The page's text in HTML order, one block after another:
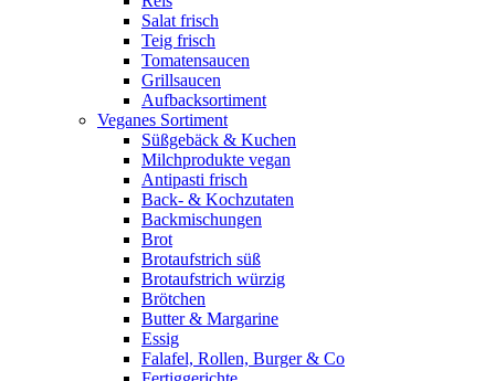
Salat frisch
Teig frisch
Tomatensaucen
Grillsaucen
Aufbacksortiment
Veganes Sortiment
Süßgebäck & Kuchen
Milchprodukte vegan
Antipasti frisch
Back- & Kochzutaten
Backmischungen
Brot
Brotaufstrich süß
Brotaufstrich würzig
Brötchen
Butter & Margarine
Essig
Falafel, Rollen, Burger & Co